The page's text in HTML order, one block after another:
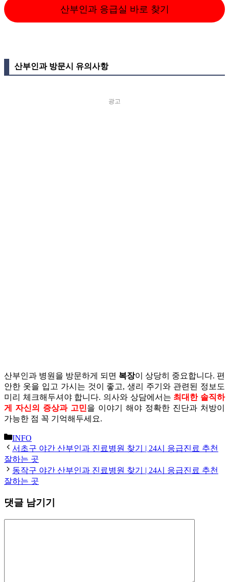
산부인과 응급실 바로 찾기
산부인과 방문시 유의사항
광고
산부인과 병원을 방문하게 되면 복장이 상당히 중요합니다. 편
안한 옷을 입고 가시는 것이 좋고, 생리 주기와 관련된 정보도
미리 체크해두셔야 합니다. 의사와 상담에서는 최대한 솔직하
게 자신의 증상과 고민을 이야기 해야 정확한 진단과 처방이
가능한 점 꼭 기억해두세요.
카
테
고
리
INFO
서초구 야간 산부인과 진료병원 찾기 | 24시 응급진료 추천
잘하는 곳
동작구 야간 산부인과 진료병원 찾기 | 24시 응급진료 추천
잘하는 곳
댓글 남기기